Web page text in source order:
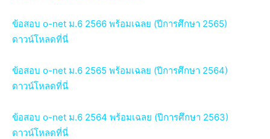
ข้อสอบ o-net ม.6 2566 พร้อมเฉลย (ปีการศึกษา 2565)
ดาวน์โหลดที่นี่
ข้อสอบ o-net ม.6 2565 พร้อมเฉลย (ปีการศึกษา 2564)
ดาวน์โหลดที่นี่
ข้อสอบ o-net ม.6 2564 พร้อมเฉลย (ปีการศึกษา 2563)
ดาวน์โหลดที่นี่